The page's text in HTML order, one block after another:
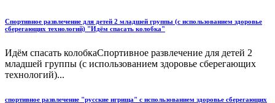
Спортивное развлечение для детей 2 младшей группы (с использованием здоровье
сберегающих технологий) "Идём спасать колобка"
Идём спасать колобкаСпортивное развлечение для детей 2
младшей группы (с использованием здоровье сберегающих
технологий)...
спортивное развлечение "русские игрища" с использованием здоровье сберегающих